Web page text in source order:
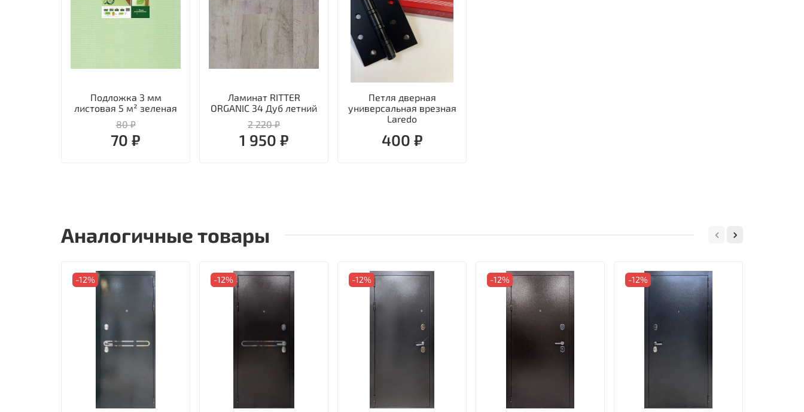
Подложка 3 мм
листовая 5 м² зеленая
80 ₽
70 ₽
Ламинат RITTER
ORGANIC 34 Дуб летний
2 220 ₽
1 950 ₽
Петля дверная
универсальная врезная
Laredo
400 ₽
Аналогичные товары
-12% -12% -12% -12% -12%